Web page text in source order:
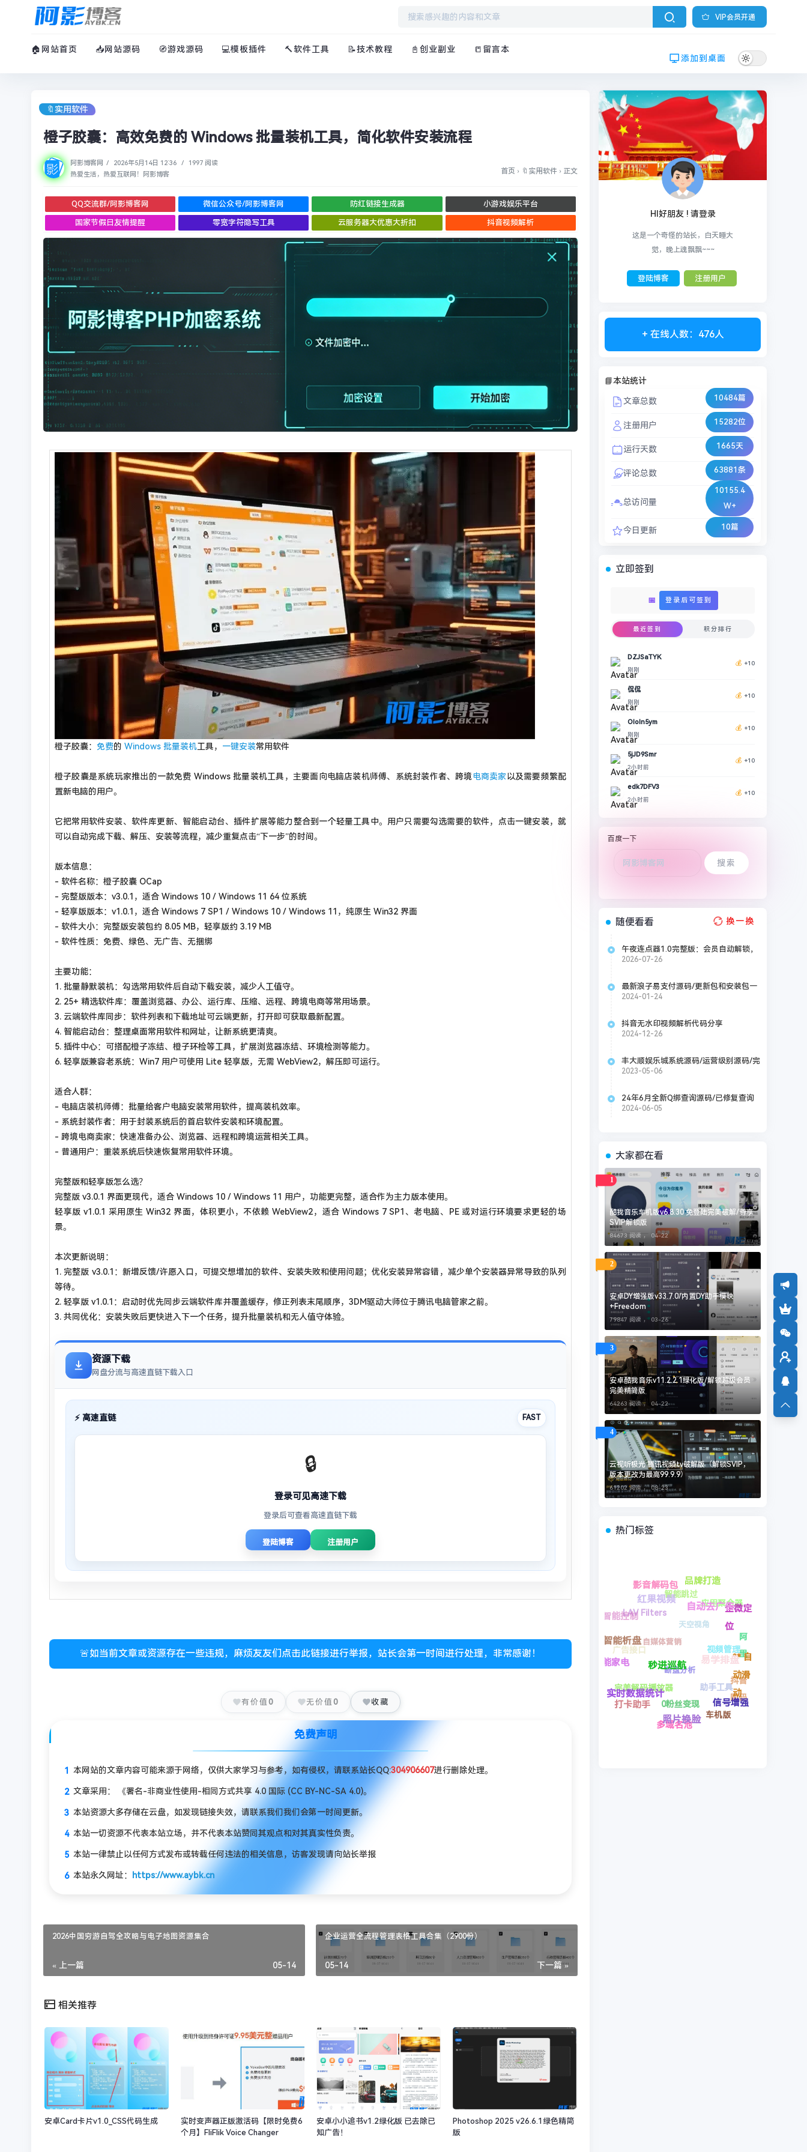
VIP会员开通
🏠网站首页 📥网站源码 🧭游戏源码 💻模板插件 🔨软件工具 📝技术教程 📓创业副业
📒留言本
添加到桌面
🔖实用软件
橙子胶囊：高效免费的 Windows 批量装机工具，简化软件安装流程
阿影博客网 / 2026年5月14日 12:36 /
1997 阅读
热爱生活，热爱互联网！阿影博客
首页 › 🔖实用软件 › 正文
QQ交流群/阿影博客网 微信公众号/阿影博客网 防红链接生成器 小游戏娱乐平台
国家节假日友情提醒 零宽字符隐写工具 云服务器大优惠大折扣 抖音视频解析
橙子胶囊： 免费的 Windows 批量装机工具， 一键安装常用软件
橙子胶囊是系统玩家推出的一款免费 Windows 批量装机工具，主要面向电脑店装机师傅、系统封装作者、跨境电商卖家 以及需要频繁配
置新电脑的用户。
它把常用软件安装、软件库更新、智能启动台、插件扩展等能力整合到一个轻量工具中。用户只需要勾选需要的软件，点击一键安装，就
可以自动完成下载、解压、安装等流程，减少重复点击“下一步”的时间。
版本信息：
- 软件名称：橙子胶囊 OCap
- 完整版版本：v3.0.1，适合 Windows 10 / Windows 11 64 位系统
- 轻享版版本：v1.0.1，适合 Windows 7 SP1 / Windows 10 / Windows 11，纯原生 Win32 界面
- 软件大小：完整版安装包约 8.05 MB，轻享版约 3.19 MB
- 软件性质：免费、绿色、无广告、无捆绑
主要功能：
1. 批量静默装机：勾选常用软件后自动下载安装，减少人工值守。
2. 25+ 精选软件库：覆盖浏览器、办公、运行库、压缩、远程、跨境电商等常用场景。
3. 云端软件库同步：软件列表和下载地址可云端更新，打开即可获取最新配置。
4. 智能启动台：整理桌面常用软件和网址，让新系统更清爽。
5. 插件中心：可搭配橙子冻结、橙子环检等工具，扩展浏览器冻结、环境检测等能力。
6. 轻享版兼容老系统：Win7 用户可使用 Lite 轻享版，无需 WebView2，解压即可运行。
适合人群：
- 电脑店装机师傅：批量给客户电脑安装常用软件，提高装机效率。
- 系统封装作者：用于封装系统后的首启软件安装和环境配置。
- 跨境电商卖家：快速准备办公、浏览器、远程和跨境运营相关工具。
- 普通用户：重装系统后快速恢复常用软件环境。
完整版和轻享版怎么选？
完整版 v3.0.1 界面更现代，适合 Windows 10 / Windows 11 用户，功能更完整，适合作为主力版本使用。
轻享版 v1.0.1 采用原生 Win32 界面，体积更小，不依赖 WebView2，适合 Windows 7 SP1、老电脑、PE 或对运行环境要求更轻的场
景。
本次更新说明：
1. 完整版 v3.0.1：新增反馈/许愿入口，可提交想增加的软件、安装失败和使用问题；优化安装异常容错，减少单个安装器异常导致的队列
等待。
2. 轻享版 v1.0.1：启动时优先同步云端软件库并覆盖缓存，修正列表末尾顺序，3DM驱动大师位于腾讯电脑管家之前。
3. 共同优化：安装失败后更快进入下一个任务，提升批量装机和无人值守体验。
资源下载
网盘分流与高速直链下载入口
⚡ 高速直链 FAST
🔒
登录可见高速下载
登录后可查看高速直链下载
登陆博客 注册用户
🚨如当前文章或资源存在一些违规，麻烦友友们点击此链接进行举报，站长会第一时间进行处理，非常感谢！
有价值 0 无价值 0 收藏
免费声明
本网站的文章内容可能来源于网络，仅供大家学习与参考，如有侵权，请联系站长QQ:304906607进行删除处理。
文章采用： 《署名-非商业性使用-相同方式共享 4.0 国际 (CC BY-NC-SA 4.0)。
本站资源大多存储在云盘，如发现链接失效，请联系我们我们会第一时间更新。
本站一切资源不代表本站立场，并不代表本站赞同其观点和对其真实性负责。
本站一律禁止以任何方式发布或转载任何违法的相关信息，访客发现请向站长举报
本站永久网址： https://www.aybk.cn
2026中国穷游自驾全攻略与电子地图资源集合
« 上一篇 05-14
企业运营全流程管理表格工具合集（2900份）
下一篇 »
05-14
相关推荐
安卓Card卡片v1.0_CSS代码生成
实时变声器正版激活码【限时免费6
个月】FliFlik Voice Changer
安卓小小追书v1.2绿化版 已去除已
知广告！
Photoshop 2025 v26.6.1绿色精简
版
HI好朋友 ! 请登录
这是一个奇怪的站长，白天睡大
觉，晚上魂飘飘~~~
登陆博客 注册用户
+ 在线人数：476人
📘本站统计
文章总数 10484篇
注册用户 15282位
运行天数 1665天
评论总数 63881条
总访问量
10155.4
W+
今日更新 10篇
立即签到
📅 登录后可签到
最近签到 积分排行
DZJSaTYK
刚刚
💰 +10
侃侃
刚刚
💰 +10
OIoIn5ym
刚刚
💰 +10
5jJD9Smr
2小时前
💰 +10
edk7DFV3
2小时前
💰 +10
百度一下
随便看看 换一换
午夜连点器1.0完整版：会员自动解锁，
抢票脚本一应俱全
2026-07-26
最新浪子易支付源码/更新包和安装包一
起打包好
2024-01-24
抖音无水印视频解析代码分享
2024-12-26
丰大顺娱乐城系统源码/运营级别源码/完
美开奖/新增视频开奖/附加视频安装教程
2023-05-06
24年6月全新Q绑查询源码/已修复查询
失败 并增加了新接口
2024-06-05
大家都在看
1
酷我音乐车机版v6.8.30 免登陆完美破解/尊享
SVIP解锁版
84673 阅读 ， 04-22
2
安卓DY增强版v33.7.0/内置DY助手模块
+Freedom
79847 阅读 ，03-26
3
安卓酷我音乐v11.2.2.1绿化版/解锁超级会员
完美精简版
64263 阅读 ， 04-22
4
云视听极光 腾讯视频tv破解版（解锁SVIP，
版本更改为最高99.9.9）
61202 阅读 ，08-23
热门标签
断盘分析
自媒体营销
天空
视角
视频管理
完美解码播放器
广告接口
LAV
Filters
智
能
跳
应用聚
合器
阿里
抖音圆码
车机版
多域名池
打卡助手
智能家电
智能控制
影音解码包
品牌打造
企微定位
** 自动滑动
信号增强
照片换脸
红果视频
自动去广告
易学排盘
秒进巡航